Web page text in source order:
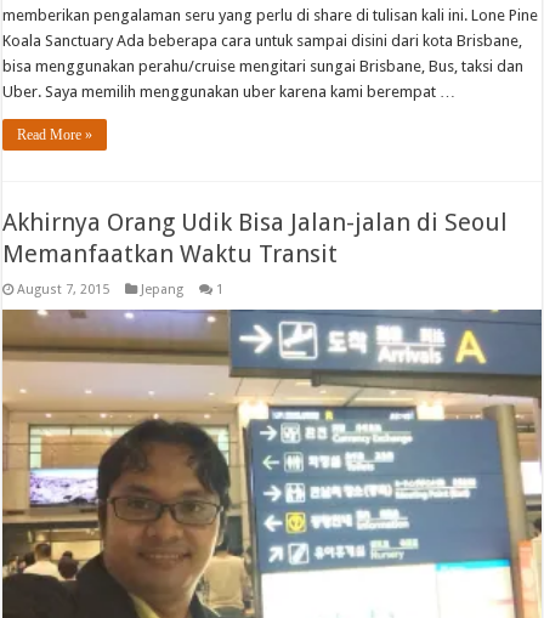
memberikan pengalaman seru yang perlu di share di tulisan kali ini. Lone Pine
Koala Sanctuary Ada beberapa cara untuk sampai disini dari kota Brisbane,
bisa menggunakan perahu/cruise mengitari sungai Brisbane, Bus, taksi dan
Uber. Saya memilih menggunakan uber karena kami berempat …
Read More »
Akhirnya Orang Udik Bisa Jalan-jalan di Seoul
Memanfaatkan Waktu Transit
August 7, 2015 Jepang 1